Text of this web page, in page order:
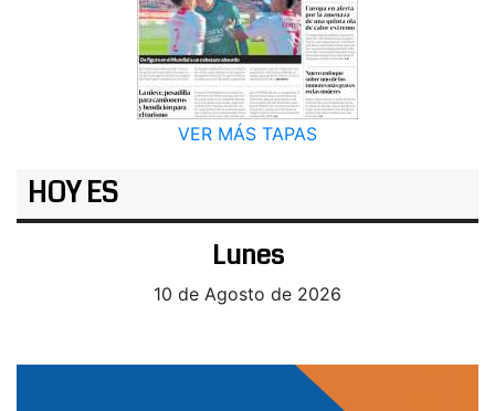
VER MÁS TAPAS
HOY ES
Lunes
10 de Agosto de 2026